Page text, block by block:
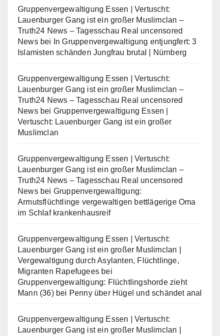
Gruppenvergewaltigung Essen | Vertuscht:
Lauenburger Gang ist ein großer Muslimclan –
Truth24 News – Tagesschau Real uncensored
Newsbei
In Gruppenvergewaltigung entjungfert: 3
Islamisten schänden Jungfrau brutal | Nürnberg
Gruppenvergewaltigung Essen | Vertuscht:
Lauenburger Gang ist ein großer Muslimclan –
Truth24 News – Tagesschau Real uncensored
Newsbei Gruppenvergewaltigung Essen |
Vertuscht: Lauenburger Gang ist ein großer
Muslimclan
Gruppenvergewaltigung Essen | Vertuscht:
Lauenburger Gang ist ein großer Muslimclan –
Truth24 News – Tagesschau Real uncensored
Newsbei Gruppenvergewaltigung:
Armutsflüchtlinge vergewaltigen bettlägerige Oma
im Schlaf krankenhausreif
Gruppenvergewaltigung Essen | Vertuscht:
Lauenburger Gang ist ein großer Muslimclan |
Vergewaltigung durch Asylanten, Flüchtlinge,
Migranten Rapefugees bei
Gruppenvergewaltigung: Flüchtlingshorde zieht
Mann (36) bei Penny über Hügel und schändet anal
Gruppenvergewaltigung Essen | Vertuscht:
Lauenburger Gang ist ein großer Muslimclan |